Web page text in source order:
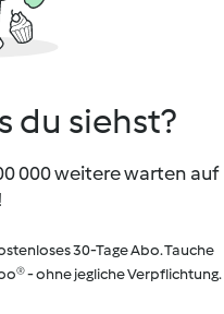
du siehst?
000 weitere warten auf
30-Tage Abo. Tauche
- ohne jegliche Verpflichtung.